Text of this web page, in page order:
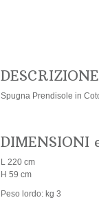
DESCRIZIONE
Spugna Prendisole in
DIMENSIONI
L 220 cm
H 59 cm
Peso lordo: kg 3